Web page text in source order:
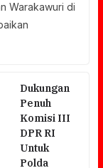
Warakawuri di
Dukungan
Penuh
Komisi III
DPR RI
Untuk
Polda